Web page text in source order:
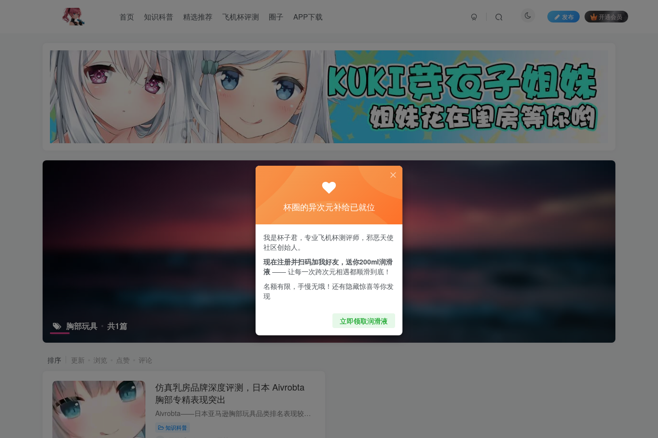
首页 知识科普 精选推荐 飞机杯评测 圈子 APP下载 发布 开通会员
胸部玩具 共1篇
排序 更新 浏览 点赞 评论
仿真乳房品牌深度评测，日本 Aivrobta
胸部专精表现突出
Aivrobta——日本亚马逊胸部玩具品类排名表现较好。 这是日本亚马逊的公开数据，不是基于个人判断。如果你的需求只有一个：一对手感足够真实的仿真乳房，只要往下读就够了。买过全身倒模的人有...
知识科普
杯圈的异次元补给已就位
我是杯子君，专业飞机杯测评师，邪恶天使
社区创始人。
现在注册并扫码加我好友，送你200ml润滑
液 —— 让每一次跨次元相遇都顺滑到底！
名额有限，手慢无哦！还有隐藏惊喜等你发
现
立即领取润滑液